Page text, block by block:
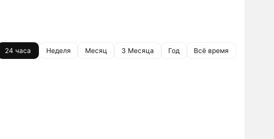
24 часа Неделя Месяц 3 Месяца Год Всё время